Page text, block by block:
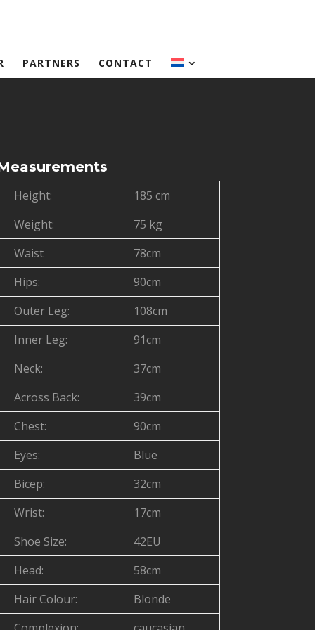
PARTNERS CONTACT
Height:
185 cm
Weight:
75 kg
Waist
78cm
Hips:
90cm
Outer Leg:
108cm
Inner Leg:
91cm
Neck:
37cm
Across Back:
39cm
Chest:
90cm
Eyes:
Blue
Bicep:
32cm
Wrist:
17cm
Shoe Size:
42EU
Head:
58cm
Hair Colour:
Blonde